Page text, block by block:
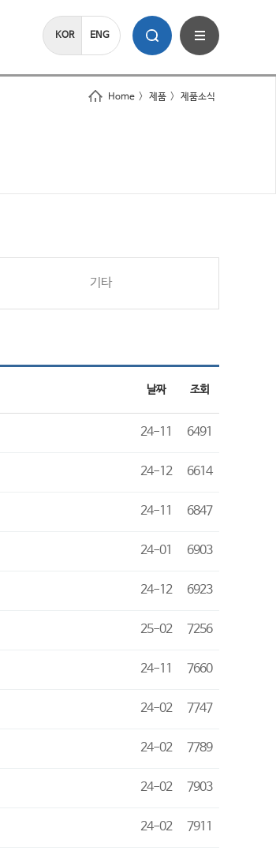
KOR ENG
Home > 제품 > 제품소식
기타
날짜 조회
24-11 6491
24-12 6614
24-11 6847
24-01 6903
24-12 6923
25-02 7256
24-11 7660
24-02 7747
24-02 7789
24-02 7903
24-02 7911